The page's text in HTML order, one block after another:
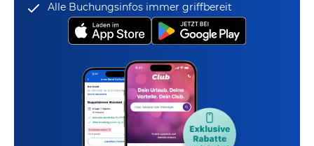
Alle Buchungsinfos immer griffbereit